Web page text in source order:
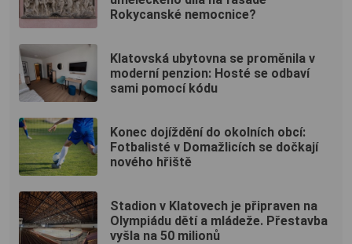
Rokycanské nemocnice?
Klatovská ubytovna se proměnila v
moderní penzion: Hosté se odbaví
sami pomocí kódu
Konec dojíždění do okolních obcí:
Fotbalisté v Domažlicích se dočkají
nového hřiště
Stadion v Klatovech je připraven na
Olympiádu dětí a mládeže. Přestavba
vyšla na 50 milionů